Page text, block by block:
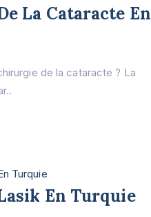
La Cataracte En
de la cataracte ? La
En Turquie